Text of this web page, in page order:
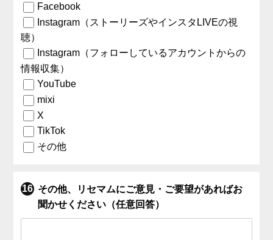
Facebook
Instagram（ストーリーズやインスタLIVEの視
聴）
Instagram（フォローしているアカウントからの
情報収集）
YouTube
mixi
X
TikTok
その他
その他、リセマムにご意見・ご要望があればお
聞かせください（任意回答）